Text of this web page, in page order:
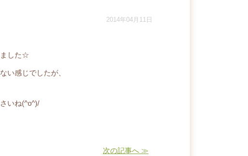
2014年04月11日
ました☆
い感じでしたが、
いね(^o^)/
次の記事へ ≫